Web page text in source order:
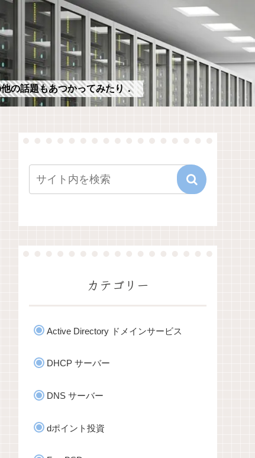
の話題もあつかってみたり．
カテゴリー
Active Directory ドメインサービス
DHCP サーバー
DNS サーバー
dポイント投資